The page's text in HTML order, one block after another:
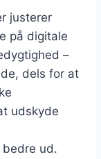
justerer
på digitale
–
dels for at
udskyde
ud.